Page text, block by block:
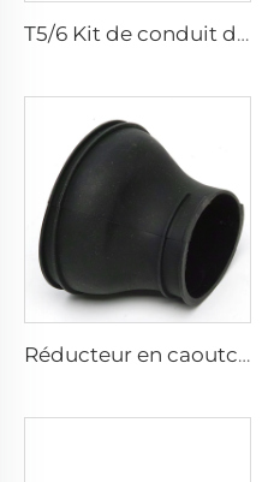
T5/6 Kit de conduit de chauffage - personnalisé pour kits de conduits d'air
Réducteur en caoutchouc pour entrée d'air T5/T6